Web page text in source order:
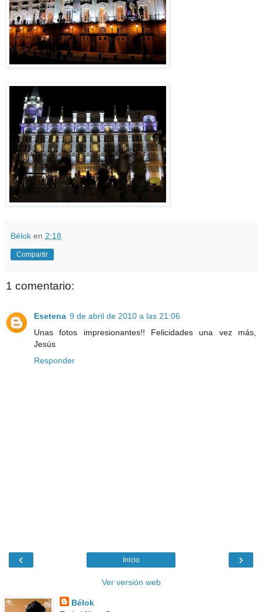
Bélok en 2:18
Compartir
1 comentario:
Esetena 9 de abril de 2010 a las 21:06
Unas fotos impresionantes!! Felicidades una vez más,
Jesús
Responder
‹ ›
Inicio
Ver versión web
Bélok